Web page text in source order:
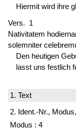
Hiermit wird ihre
Vers. 1
Nativitatem
solemniter
Den heutigen
lasst uns festlich
1. Text
2. Ident.-Nr.,
Modus : 4